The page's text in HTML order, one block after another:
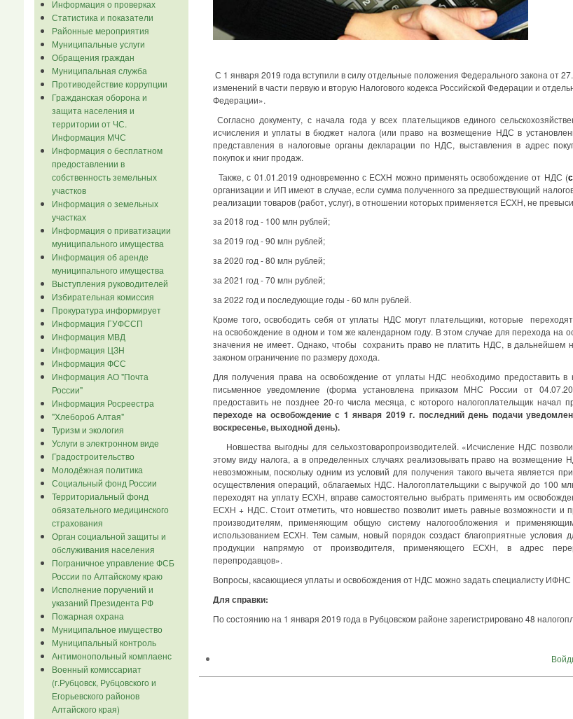
Информация о проверках
Статистика и показатели
Районные мероприятия
Муниципальные услуги
Обращения граждан
Муниципальная служба
Противодействие коррупции
Гражданская оборона и
защита населения и
территории от ЧС.
Информация МЧС
Информация о бесплатном
предоставлении в
собственность земельных
участков
Информация о земельных
участках
Информация о приватизации
муниципального имущества
Информация об аренде
муниципального имущества
Выступления руководителей
Избирательная комиссия
Прокуратура информирует
Информация ГУФССП
Информация МВД
Информация ЦЗН
Информация ФСС
Информация АО "Почта
России"
Информация Росреестра
"Хлебороб Алтая"
Туризм и экология
Услуги в электронном виде
Градостроительство
Молодёжная политика
Социальный фонд России
Территориальный фонд
обязательного медицинского
страхования
Орган социальной защиты и
обслуживания населения
Пограничное управление ФСБ
России по Алтайскому краю
Исполнение поручений и
указаний Президента РФ
Пожарная охрана
Муниципальное имущество
Муниципальный контроль
Антимонопольный комплаенс
Военный комиссариат
(г.Рубцовск, Рубцовского и
Егорьевского районов
Алтайского края)
С 1 января 2019 года вступили в силу отдельные положения Федерального закона от
изменений в части первую и вторую Налогового кодекса Российской Федерации и
Федерации».
Согласно документу, с начала года у всех плательщиков единого
исчисления и уплаты в бюджет налога (или право на возмещение НДС в
представления в налоговые органы декларации по НДС, выставления в адрес
покупок и книг продаж.
Также, с 01.01.2019 одновременно с ЕСХН можно применять освобождение от НДС (
организации и ИП имеют в случае, если сумма полученного за предшествующий
реализации товаров (работ, услуг), в отношении которых применяется ЕСХН, не
за 2018 год - 100 млн рублей;
за 2019 год - 90 млн рублей;
за 2020 год - 80 млн рублей;
за 2021 год - 70 млн рублей;
за 2022 год и последующие годы - 60 млн рублей.
Кроме того, освободить себя от уплаты НДС могут плательщики, которые
на освобождение в одном и том же календарном году. В этом случае для перехода на
значения не имеет. Однако, чтобы сохранить право не платить НДС, в дальнейшем
законом ограничение по размеру дохода.
Для получения права на освобождение от уплаты НДС необходимо предоставить в
письменное уведомление (форма установлена приказом МНС России от
предоставить не позднее 20-го числа месяца, с которого налогоплательщик начал
переходе на освобождение с 1 января 2019 г. последний день подачи
воскресенье, выходной день).
Новшества выгодны для сельхозтоваропроизводителей. «Исчисление НДС
этому виду налога, а в определенных случаях реализовывать право на
невозможным, поскольку одним из условий для получения такого вычета является
осуществления операций, облагаемых НДС. Налогоплательщики с выручкой до 100
переходят на уплату ЕСХН, вправе самостоятельно выбрать применять им
ЕСХН + НДС. Стоит отметить, что новшество позволит иметь равные возможности и
производителям, применяющим общую систему налогообложения и
использованием ЕСХН. Тем самым, новый порядок создаст благоприятные условия
продукции напрямую от производителя, применяющего ЕСХН, в адрес
перепродавцов».
Вопросы, касающиеся уплаты и освобождения от НДС можно задать специалисту
Для справки:
По состоянию на 1 января 2019 года в Рубцовском районе зарегистрировано 48